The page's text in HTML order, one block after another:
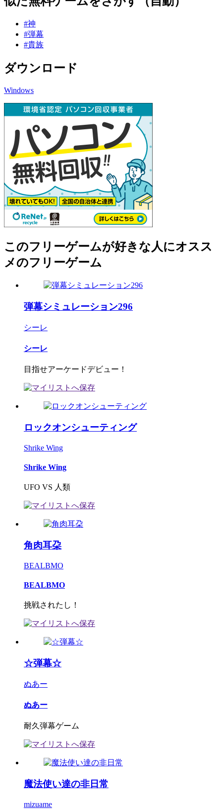
#神
#弾幕
#貴族
ダウンロード
Windows
このフリーゲームが好きな人にオスス
メのフリーゲーム
弾幕シミュレーション296
シーレ
シーレ
目指せアーケードデビュー！
ロックオンシューティング
Shrike Wing
Shrike Wing
UFO VS 人類
角肉耳朶
BEALBMO
BEALBMO
挑戦されたし！
☆弾幕☆
ぬあー
ぬあー
耐久弾幕ゲーム
魔法使い達の非日常
mizuame